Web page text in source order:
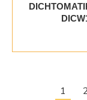
1